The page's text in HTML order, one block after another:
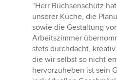
Bewertung:
5
von
5
Sternen
“Herr Büchsenschütz
unserer Küche, die
sowie die Gestaltung
Arbeitszimmer
stets durchdacht,
die wir selbst so nicht
hervorzuheben ist sein